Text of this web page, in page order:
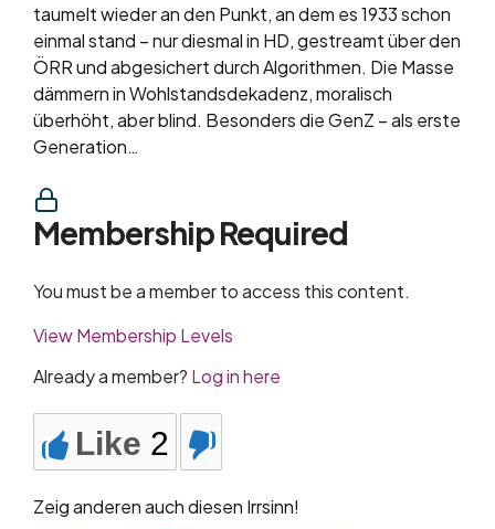
taumelt wieder an den Punkt, an dem es 1933 schon
einmal stand – nur diesmal in HD, gestreamt über den
ÖRR und abgesichert durch Algorithmen. Die Masse
dämmern in Wohlstandsdekadenz, moralisch
überhöht, aber blind. Besonders die GenZ – als erste
Generation…
Membership Required
You must be a member to access this content.
View Membership Levels
Already a member? Log in here
Like 2
Zeig anderen auch diesen Irrsinn!